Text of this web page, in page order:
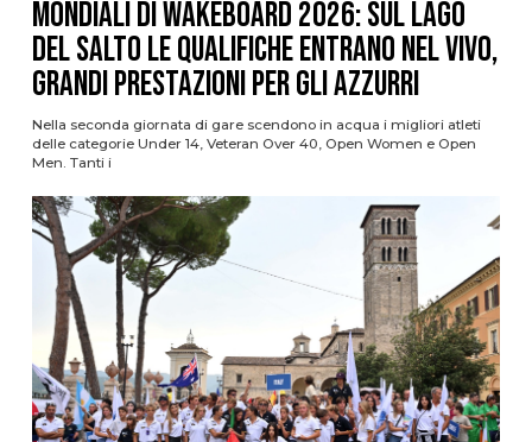
Mondiali di Wakeboard 2026: sul Lago
del Salto le qualifiche entrano nel vivo,
grandi prestazioni per gli azzurri
Nella seconda giornata di gare scendono in acqua i migliori atleti
delle categorie Under 14, Veteran Over 40, Open Women e Open
Men. Tanti i